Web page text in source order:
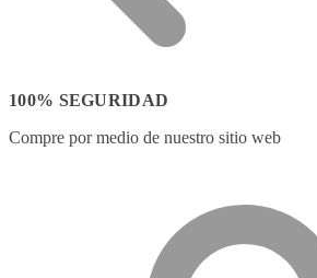
100% SEGURIDAD
Compre por medio de nuestro sitio web